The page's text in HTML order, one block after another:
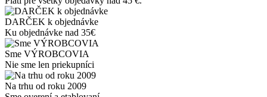
DARČEK k objednávke
Ku objednávke nad 35€
Sme VÝROBCOVIA
Nie sme len priekupníci
Na trhu od roku 2009